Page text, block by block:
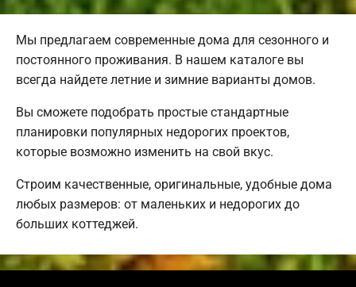
Мы предлагаем современные дома для сезонного и
постоянного проживания. В нашем каталоге вы
всегда найдете летние и зимние варианты домов.
Вы сможете подобрать простые стандартные
планировки популярных недорогих проектов,
которые возможно изменить на свой вкус.
Строим качественные, оригинальные, удобные дома
любых размеров: от маленьких и недорогих до
больших коттеджей.